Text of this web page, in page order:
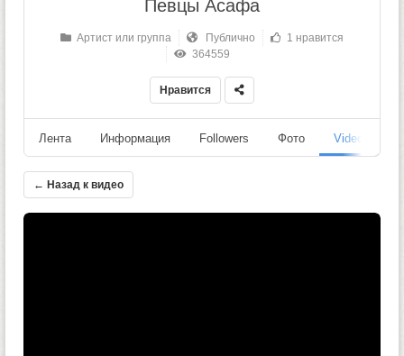
Певцы Асафа
Артист или группа Публично
1 нравится
364559
Нравится
Лента Информация Followers Фото Videos
← Назад к видео